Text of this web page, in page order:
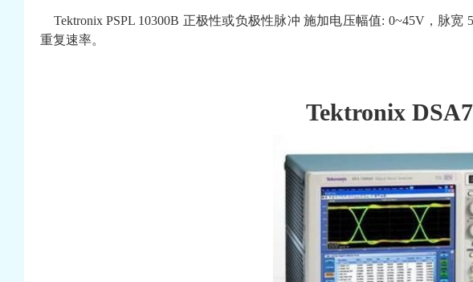
Tektronix PSPL 10300B 正极性或负极性脉冲 施加电压幅值: 0~45V，脉宽
重复速率。
Tektronix